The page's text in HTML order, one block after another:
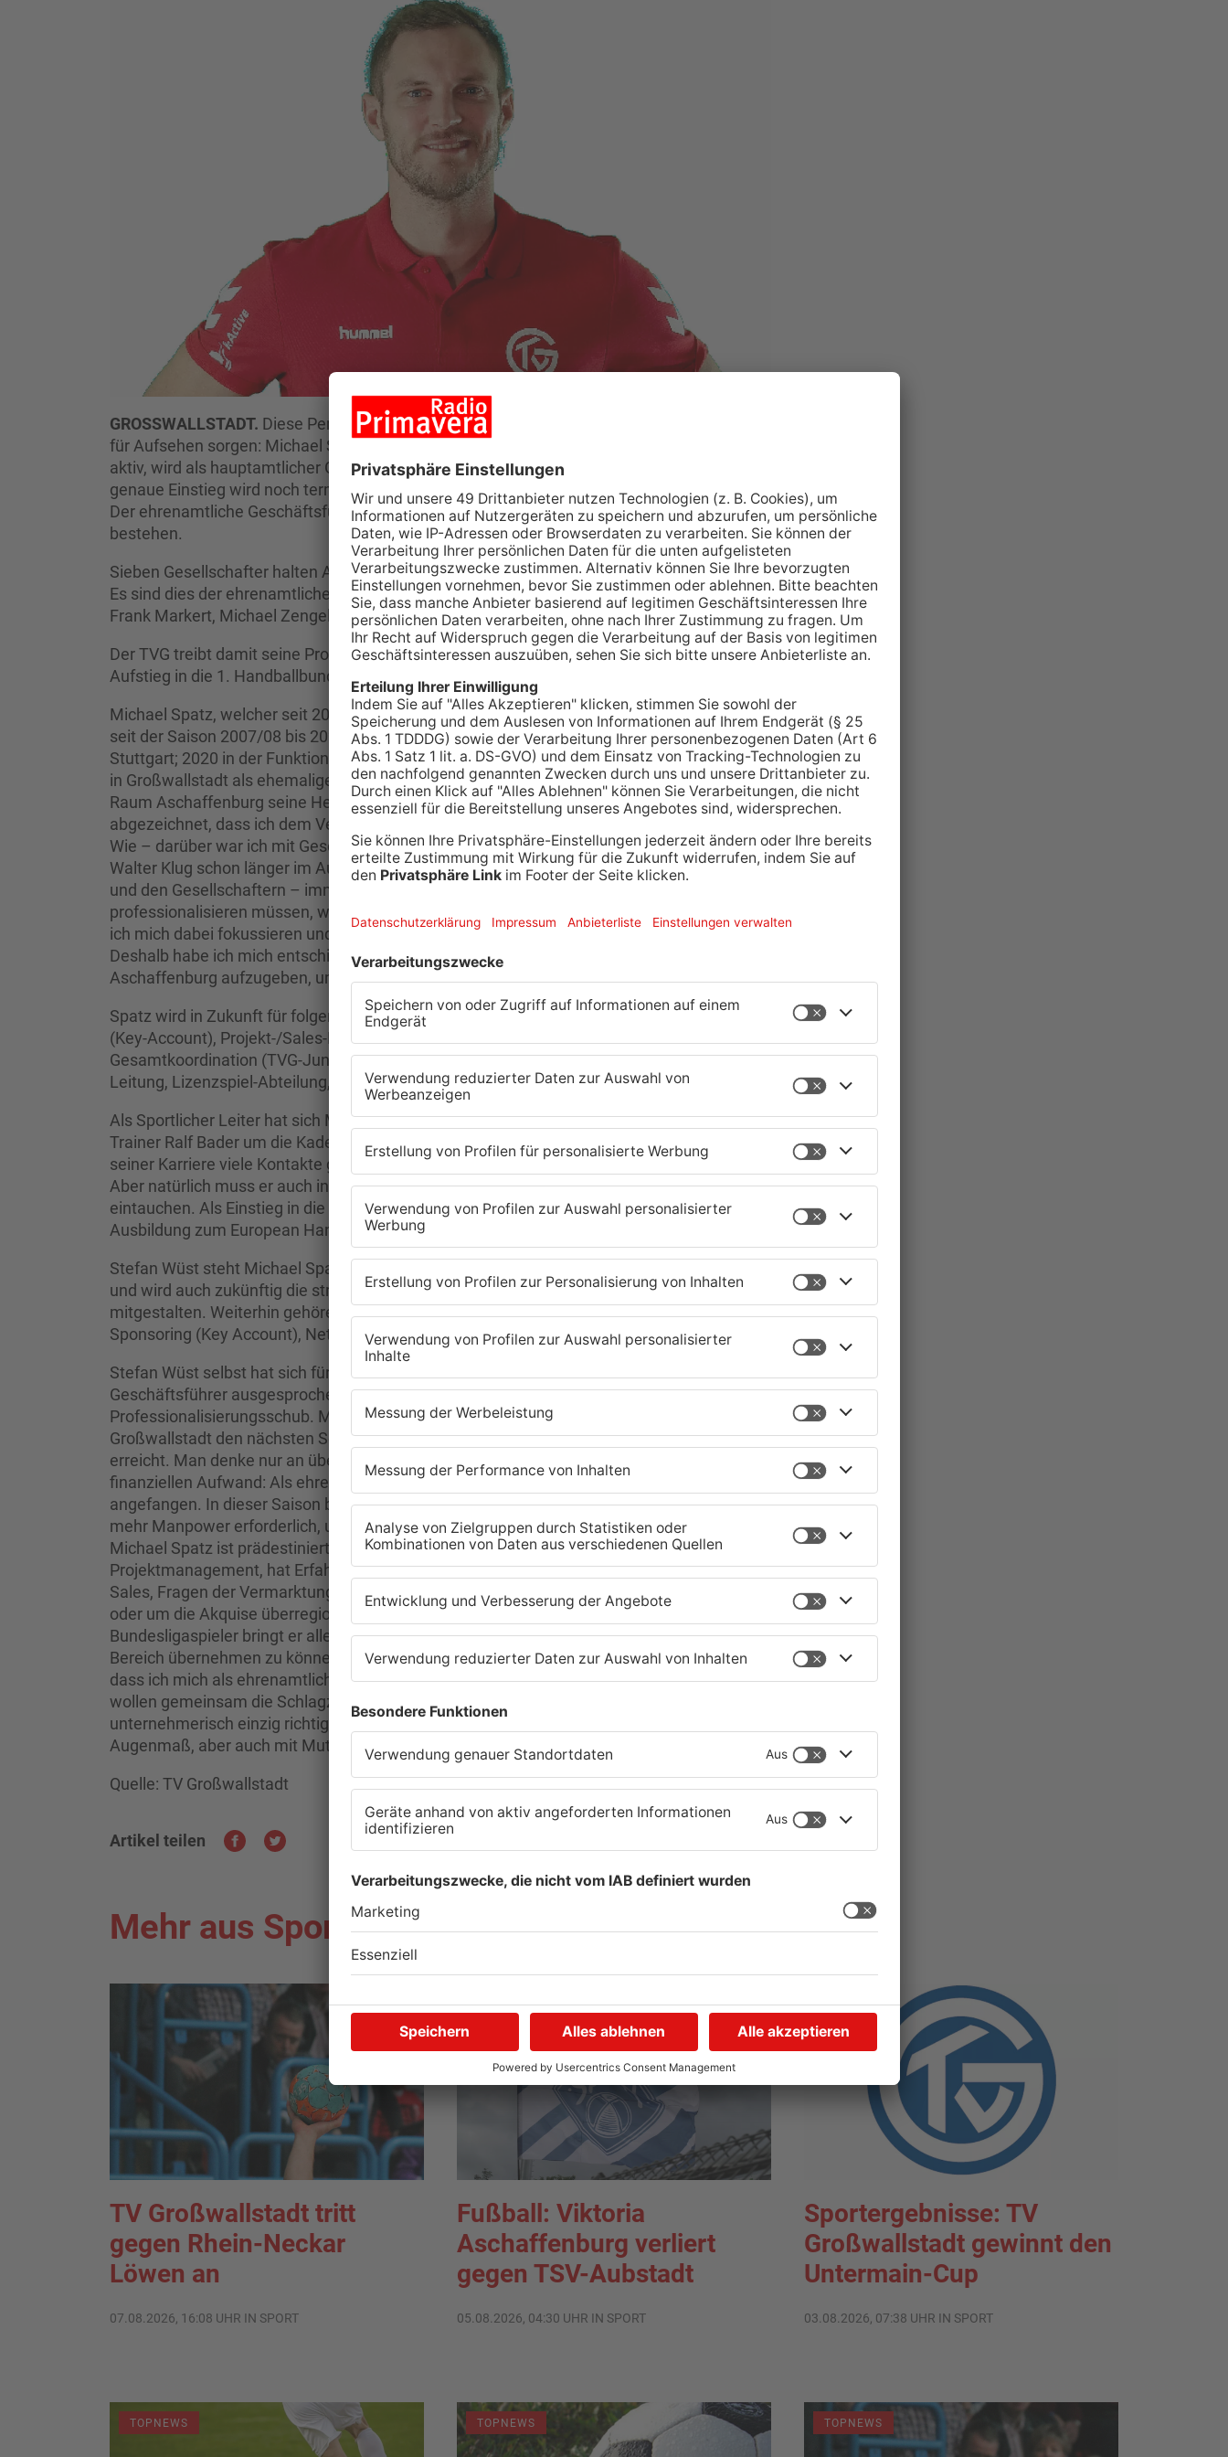
GROSSWALLSTADT. Diese Personalie hat es in sich und wird in der Handballwelt sicherlich
für Aufsehen sorgen: Michael Spatz, aktuell als Sportlicher Leiter beim TV Großwallstadt
aktiv, wird als hauptamtlicher Geschäftsführer der TV Großwallstadt GmbH einsteigen. Der
genaue Einstieg wird noch terminiert, wird aber voraussichtlich im Lauf der Rückrunde sein.
Der ehrenamtliche Geschäftsführer des Vereins, Stefan Wüst, bleibt in seiner Funktion so
bestehen.
Sieben Gesellschafter halten Anteile an der Trägergesellschaft des Handball-Zweitligisten.
Es sind dies der ehrenamtliche Geschäftsführer Stefan Wüst, Udo Klenk, Jochen Fecher,
Frank Markert, Michael Zengel, Bernd Sam, Alexander Geis und der TV Großwallstadt e.V.
Der TVG treibt damit seine Professionalisierung weiter voran, um das langfristige Ziel - den
Aufstieg in die 1. Handballbundesliga - zu erreichen.
Michael Spatz, welcher seit 2007 beim TVG in verschiedenen Rollen tätig ist (Spielerkarriere
seit der Saison 2007/08 bis 2020/21 mit Unterbrechung für ein Jahr 2015/16 beim TBV
Stuttgart; 2020 in der Funktion des Teammanagers und seit 2021 als Sportlicher Leiter) hat
in Großwallstadt als ehemaliger Erstliga- und Nationalspieler einen großen Namen und im
Raum Aschaffenburg seine Heimat gefunden: „Nach der Rückkehr 2016 hat es sich
abgezeichnet, dass ich dem Verein nach meiner sportlichen Karriere treu bleiben würde.
Wie – darüber war ich mit Geschäftsführer Stefan Wüst und auch mit seinem Vorgänger
Walter Klug schon länger im Austausch. Als Sportlicher Leiter wurde mir – wie Stefan Wüst
und den Gesellschaftern – immer klarer, dass wir uns in der Geschäftsleitung
professionalisieren müssen, wenn wir unsere Ziele erreichen wollen. Ich habe erkannt, dass
ich mich dabei fokussieren und meine komplette Power in ein Projekt stecken muss.
Deshalb habe ich mich entschieden, meinen Job bei der PASS Consulting Group in
Aschaffenburg aufzugeben, um mich dieser neuen Herausforderung zu stellen.“
Spatz wird in Zukunft für folgende Schwerepunktthemen verantwortlich sein: Sponsoring
(Key-Account), Projekt-/Sales-Management (Digitale Produkte), Sportliche
Gesamtkoordination (TVG-Junioren-Akademie, TVG 1888 e.V, HBL, DHB), Sportliche
Leitung, Lizenzspiel-Abteilung, Scouting, VBG, Prävention/Reha und Blauer Faden.
Als Sportlicher Leiter hat sich Michael Spatz bereits in der letzten Saison zusammen mit
Trainer Ralf Bader um die Kaderplanung gekümmert. Hier ist es sehr hilfreich, dass Spatz in
seiner Karriere viele Kontakte geknüpft hat und in der Handballwelt sehr gut vernetzt ist.
Aber natürlich muss er auch in Themen wie Finanzen, Lizenzierung und Controlling weiter
eintauchen. Als Einstieg in die Geschäftsführerarbeit absolviert Spatz deshalb gerade die
Ausbildung zum European Handball Manager.
Stefan Wüst steht Michael Spatz weiterhin als ehrenamtlicher Geschäftsführer zur Seite
und wird auch zukünftig die strategische Ausrichtung des Vereins maßgeblich
mitgestalten. Weiterhin gehören zu den Kernkompetenzen Wüst’s folgende Schwerpunkte:
Sponsoring (Key Account), Networking, Finanzen, Lizenz, Controlling und Blauer Faden.
Stefan Wüst selbst hat sich für die Ernennung von Michael Spatz als hauptamtlichen
Geschäftsführer ausgesprochen: „Wir brauchen jetzt einen weiteren
Professionalisierungsschub. Mit einem hauptberuflichen Geschäftsführer macht der TV
Großwallstadt den nächsten Schritt. Wir haben mit unserer Struktur einen Sättigungsgrad
erreicht. Man denke nur an über 100 Sponsoren, die betreut sein wollen. Oder an den
finanziellen Aufwand: Als ehrenamtlicher Geschäftsführer habe ich mit 300000 Euro
angefangen. In dieser Saison beträgt unser Etat 1,3 Millionen Euro. Insgesamt ist beim TVG
mehr Manpower erforderlich, um Konzepte zu realisieren.
Michael Spatz ist prädestiniert für seine Aufgaben. Beruflich kommt er aus dem
Projektmanagement, hat Erfahrung in diesem Business, wenn es um projektbezogene
Sales, Fragen der Vermarktung, die Kooperation mit Medien, die Nutzung des VIP-Raums
oder um die Akquise überregionaler Sponsoren geht. Mit seiner Vergangenheit als
Bundesligaspieler bringt er alles mit, um beim TVG Verantwortung für den sportlichen
Bereich übernehmen zu können. Wichtig ist mir, die Personalie nicht als Signal zu deuten,
dass ich mich als ehrenamtlicher Geschäftsführer zurückziehen will. Im Gegenteil: Wir
wollen gemeinsam die Schlagzahl erhöhen. Ein hauptberuflicher Geschäftsführer ist die
unternehmerisch einzig richtige Lösung. Ich wünsche mir, dass Michael seine Aufgabe mit
Augenmaß, aber auch mit Mut und Entschlossenheit angeht.“
Quelle: TV Großwallstadt
Artikel teilen
Mehr aus Sport
TV Großwallstadt tritt
gegen Rhein-Neckar
Löwen an
07.08.2026, 16:08 UHR IN SPORT
Fußball: Viktoria
Aschaffenburg verliert
gegen TSV-Aubstadt
05.08.2026, 04:30 UHR IN SPORT
Sportergebnisse: TV
Großwallstadt gewinnt den
Untermain-Cup
03.08.2026, 07:38 UHR IN SPORT
TOPNEWS TOPNEWS TOPNEWS